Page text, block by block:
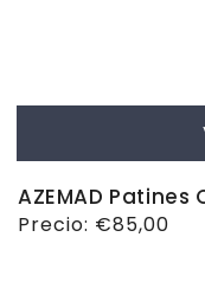
AZEMAD Patines
Precio
Precio: €85,00